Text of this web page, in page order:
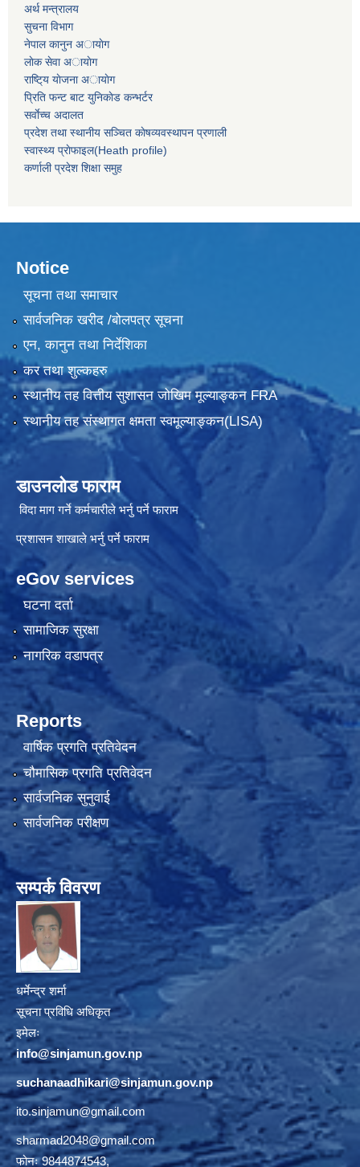
अर्थ मन्त्रालय
सुचना विभाग
नेपाल कानुन अायाेग
लाेक सेवा अायाेग
राष्टि्य याेजना अायाेग
प्रिति फन्ट बाट युनिकाेड कन्भर्टर
सर्वाेच्च अदालत
प्रदेश तथा स्थानीय सञ्चित काेषव्यवस्थापन प्रणाली
स्वास्थ्य प्राेफाइल(Heath profile)
कर्णाली प्रदेश शिक्षा समुह
Notice
सूचना तथा समाचार
सार्वजनिक खरीद /बोलपत्र सूचना
एन, कानुन तथा निर्देशिका
कर तथा शुल्कहरु
स्थानीय तह वित्तीय सुशासन जोखिम मूल्याङ्कन FRA
स्थानीय तह संस्थागत क्षमता स्वमूल्याङ्कन(LISA)
डाउनलोड फाराम
विदा माग गर्ने कर्मचारीले भर्नु पर्ने फाराम
प्रशासन शाखाले भर्नु पर्ने फाराम
eGov services
घटना दर्ता
सामाजिक सुरक्षा
नागरिक वडापत्र
Reports
वार्षिक प्रगति प्रतिवेदन
चौमासिक प्रगति प्रतिवेदन
सार्वजनिक सुनुवाई
सार्वजनिक परीक्षण
सम्पर्क विवरण
धर्मेन्द्र शर्मा
सूचना प्रविधि अधिकृत
इमेलः
info@sinjamun.gov.np
suchanaadhikari@sinjamun.gov.np
ito.sinjamun@gmail.com
sharmad2048@gmail.com
फोनः 9844874543,